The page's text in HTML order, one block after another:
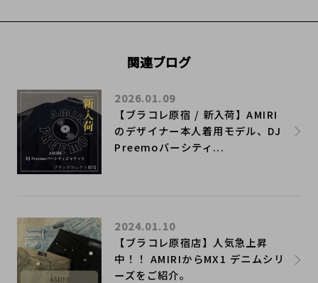
関連ブログ
【ブラコレ原宿 / 新入荷】AMIRI
のデザイナー本人着用モデル、DJ
Preemoバーシティ...
2026.01.09
【ブラコレ原宿店】人気急上昇
中！！ AMIRIからMX1 デニムシリ
ーズをご紹介。
2024.01.10